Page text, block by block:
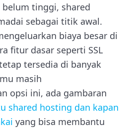
tinggi, shared
sebagai titik awal.
biaya besar di
fitur dasar seperti SSL
tersedia di banyak
masih
opsi ini, ada gambaran
shared hosting dan kapan
yang bisa membantu